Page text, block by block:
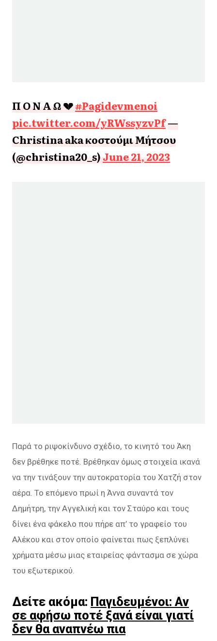
Π Ο Ν Α Ω 💔#Pagidevmenoi
pic.twitter.com/yRWssyzvPf—
Christina aka κοστούμι Μήτσου
(@christina20_s)June 21, 2023
Παρά το ριψοκίνδυνο σχέδιο, το κινητό του Άκη
δεν βρέθηκε ποτέ. Βρέθηκαν όμως στοιχεία ικανά
να την τινάξουν την αυτοκρατορία του Χατζή στον
αέρα. Το επόμενο πρωί η Άννα συναντά τον
Δημήτρη, την Αγγελική και τον Σταύρο και τους
δίνει ένα φάκελο που πήρε απ’ το γραφείο του
Αλέκου και στον οποίο φαίνεται πως ξεπλύνει
χρήματα μέσω μιας εταιρείας φάντασμα σε χώρα
του εξωτερικού.
Δείτε ακόμα: Παγιδευμένοι: Αν
σε αφήσω ποτέ ξανά είναι γιατί
δεν θα αναπνέω πια